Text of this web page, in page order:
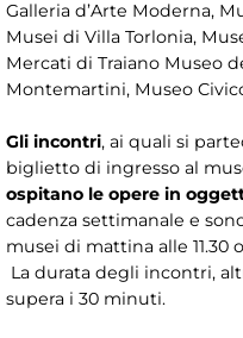
Galleria d’Arte Moderna,
Musei di Villa Torlonia,
Mercati di Traiano Museo
Montemartini, Museo
Gli incontri, ai quali si
biglietto di ingresso al
ospitano le opere in
cadenza settimanale e
musei di mattina alle 11.30
La durata degli incontri,
supera i 30 minuti.